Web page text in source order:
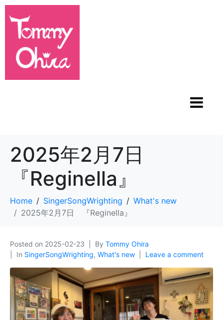
2025年2月7日
『Reginella』
Home SingerSongWrighting
What's new
2025年2月7日 『Reginella』
Posted on 2025-02-23 By Tommy Ohira
In SingerSongWrighting, What's new Leave a comment